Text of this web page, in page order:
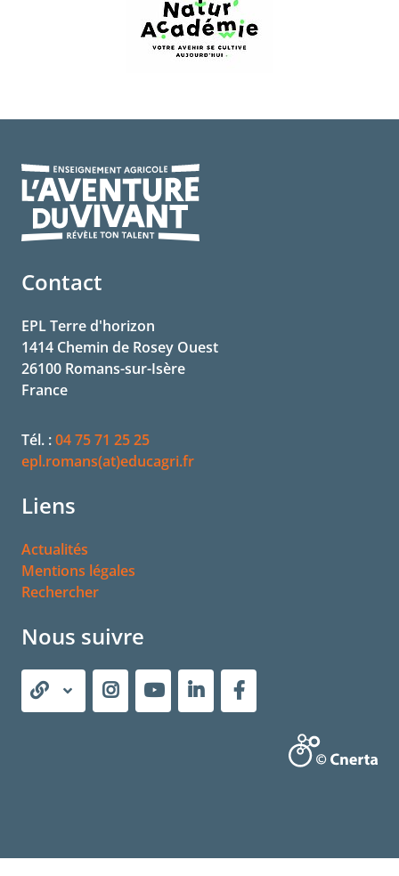
Contact
EPL Terre d'horizon
1414 Chemin de Rosey Ouest
26100 Romans-sur-Isère
France
Tél. :04 75 71 25 25
epl.romans(at)educagri.fr
Liens
Actualités
Mentions légales
Rechercher
Nous suivre